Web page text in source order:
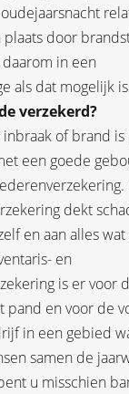
door
daarom in een
als dat mogelijk
verzekerd?
of brand
een goede
dekt
en aan alles
en
is er voor
pand en voor de
in een gebied
samen de
u misschien